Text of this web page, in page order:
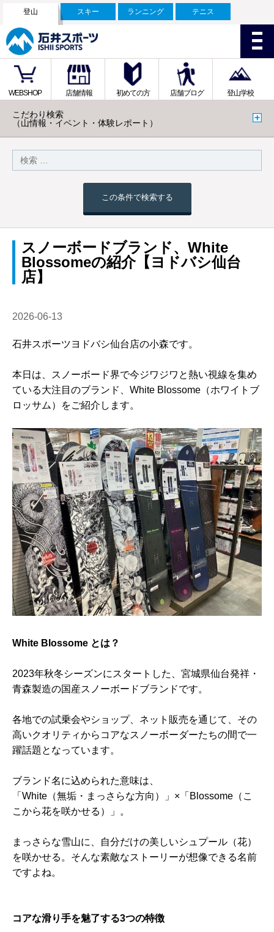
登山 スキー ランニング テニス
WEBSHOP 店舗情報 初めての方 店舗ブログ 登山学校
こだわり検索
（山情報・イベント・体験レポート）
この条件で検索する
スノーボードブランド、White
Blossomeの紹介【ヨドバシ仙台
店】
2026-06-13
石井スポーツヨドバシ仙台店の小森です。
本日は、スノーボード界で今ジワジワと熱い視線を集め
ている大注目のブランド、White Blossome（ホワイトブ
ロッサム）をご紹介します。
White Blossome とは？
2023年秋冬シーズンにスタートした、宮城県仙台発祥・
青森製造の国産スノーボードブランドです。
各地での試乗会やショップ、ネット販売を通じて、その
高いクオリティからコアなスノーボーダーたちの間で一
躍話題となっています。
ブランド名に込められた意味は、
「White（無垢・まっさらな方向）」×「Blossome（こ
こから花を咲かせる）」。
まっさらな雪山に、自分だけの美しいシュプール（花）
を咲かせる。そんな素敵なストーリーが想像できる名前
ですよね。
コアな滑り手を魅了する3つの特徴